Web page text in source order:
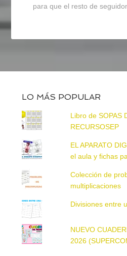
para que el resto de
LO MÁS POPULAR
Libro de SOPAS
RECURSOSEP
EL APARATO
el aula y fichas
Colección de
multiplicaciones
Divisiones entre
NUEVO
2026